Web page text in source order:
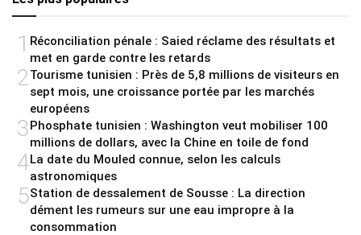
1 Réconciliation pénale : Saied réclame des résultats et
met en garde contre les retards
2Tourisme tunisien : Près de 5,8 millions de visiteurs en
sept mois, une croissance portée par les marchés
européens
3Phosphate tunisien : Washington veut mobiliser 100
millions de dollars, avec la Chine en toile de fond
4La date du Mouled connue, selon les calculs
astronomiques
5Station de dessalement de Sousse : La direction
dément les rumeurs sur une eau impropre à la
consommation